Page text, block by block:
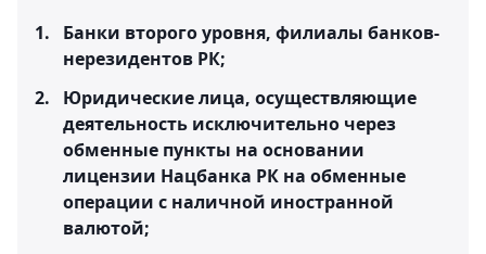
Банки второго уровня, филиалы банков-
нерезидентов РК;
Юридические лица, осуществляющие
деятельность исключительно через
обменные пункты на основании
лицензии Нацбанка РК на обменные
операции с наличной иностранной
валютой;